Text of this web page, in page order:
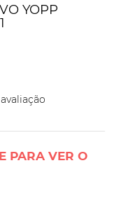
YOPP
PARA VER O